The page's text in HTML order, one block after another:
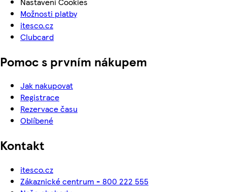
Možnosti platby
itesco.cz
Clubcard
Pomoc s prvním nákupem
Jak nakupovat
Registrace
Rezervace času
Oblíbené
Kontakt
itesco.cz
Zákaznické centrum - 800 222 555